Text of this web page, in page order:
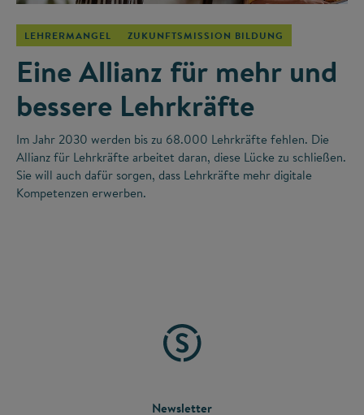
LEHRERMANGEL ZUKUNFTSMISSION BILDUNG
Eine Allianz für mehr und
bessere Lehrkräfte
Im Jahr 2030 werden bis zu 68.000 Lehrkräfte fehlen. Die
Allianz für Lehrkräfte arbeitet daran, diese Lücke zu schließen.
Sie will auch dafür sorgen, dass Lehrkräfte mehr digitale
Kompetenzen erwerben.
Newsletter